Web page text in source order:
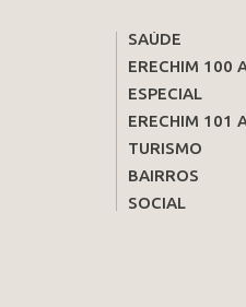
SAÚDE
ERECHIM 100
ESPECIAL
ERECHIM 101
TURISMO
BAIRROS
SOCIAL